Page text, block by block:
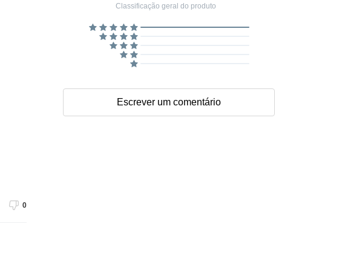
0
Classificação geral do produto
Escrever um comentário